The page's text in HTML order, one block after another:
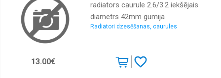
radiators caurule 2.6/3.2 iekšējais
diametrs 42mm gumija
Radiatori dzesēšanas, caurules
13.00€